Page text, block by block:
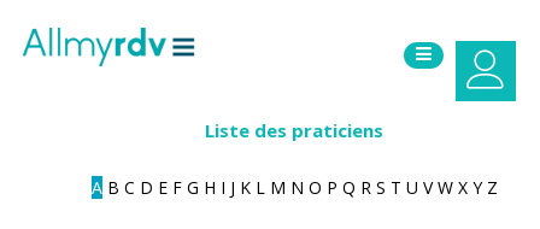
Liste des praticiens
A B C D E F G H I J K L M N O P Q R S T U V W X Y Z